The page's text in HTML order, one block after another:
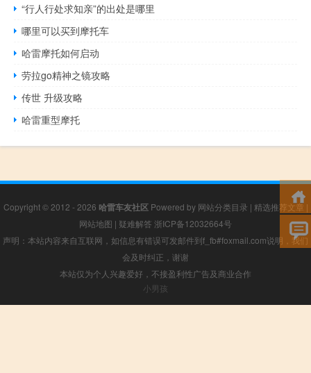
“行人行处求知亲”的出处是哪里
哪里可以买到摩托车
哈雷摩托如何启动
劳拉go精神之镜攻略
传世 升级攻略
哈雷重型摩托
Copyright © 2012 - 2026 哈雷车友社区Powered by 网站分类目录 | 精选推荐文章|
网站地图 | 疑难解答 浙ICP备12032664号
声明：本站内容来自互联网，如信息有错误可发邮件到f_fb#foxmail.com说明，我们
会及时纠正，谢谢
本站仅为个人兴趣爱好，不接盈利性广告及商业合作
小男孩